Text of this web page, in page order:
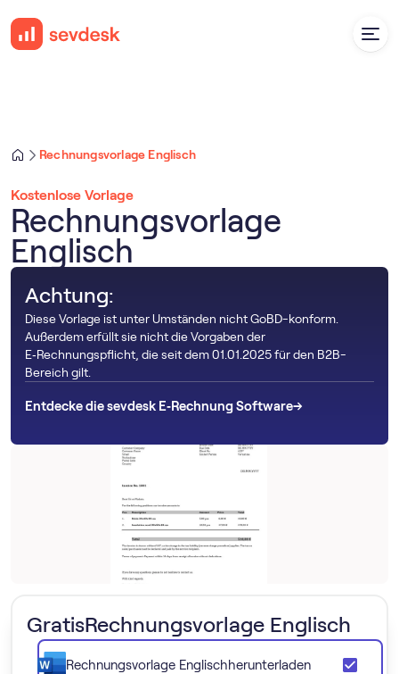
Rechnungsvorlage Englisch
Kostenlose Vorlage
Rechnungsvorlage
Englisch
Achtung:
Diese Vorlage ist unter Umständen nicht GoBD-konform.
Außerdem erfüllt sie nicht die Vorgaben der
E‑Rechnungspflicht, die seit dem 01.01.2025 für den B2B-
Bereich gilt.
Entdecke die sevdesk E‑Rechnung Software→
→
GratisRechnungsvorlage Englisch
Rechnungsvorlage Englischherunterladen